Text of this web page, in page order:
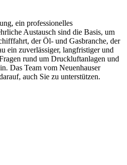
ein professionelles
Austausch sind die Basis, um
der Öl- und Gasbranche, der
ein zuverlässiger, langfristiger und
rund um Druckluftanlagen und
Das Team vom Neuenhauser
auch Sie zu unterstützen.